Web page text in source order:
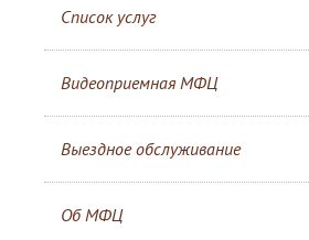
Список услуг
Видеоприемная МФЦ
Выездное обслуживание
Об МФЦ